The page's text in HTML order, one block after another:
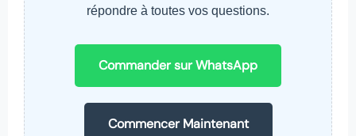
répondre à toutes vos questions.
Commander sur WhatsApp
Commencer Maintenant